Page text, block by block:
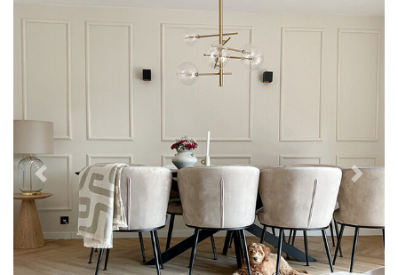
Zurück Weiter